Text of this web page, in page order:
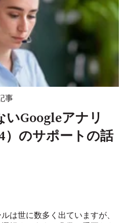
事
Googleアナリ
）のサポートの話
は世に数多く出ていますが、